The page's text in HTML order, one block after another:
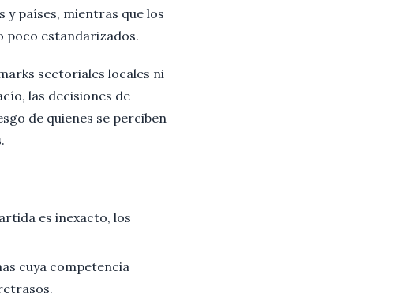
países, mientras que los
poco estandarizados.
sectoriales locales ni
las decisiones de
de quienes se perciben
es inexacto, los
cuya competencia